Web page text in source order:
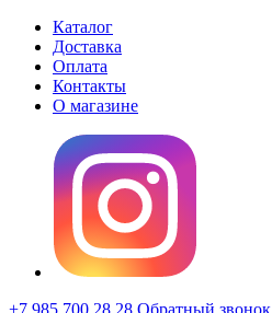
Каталог
Доставка
Оплата
Контакты
О магазине
+7 985 700 28 28 Обратный звонок